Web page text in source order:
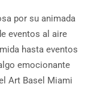
por su animada
eventos al aire
hasta eventos
emocionante
Art Basel Miami